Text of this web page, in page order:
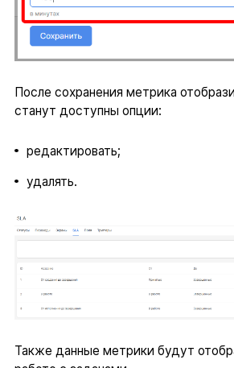
После сохранения метрика
станут доступны опции:
редактировать;
удалять.
Также данные метрики будут